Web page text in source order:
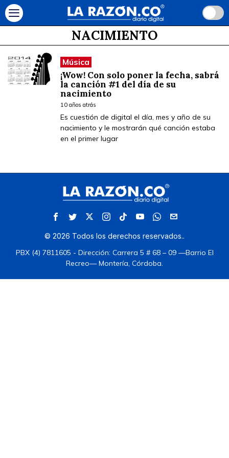
NACIMIENTO
Música
¡Wow! Con solo poner la fecha, sabrá
la canción #1 del día de su
nacimiento
10 años atrás
Es cuestión de digital el día, mes y año de su
nacimiento y le mostrarán qué canción estaba
en el primer lugar
© 2026 Todos los derechos reservados..
PBX (4) 7811605 - Dirección: Carrera 5 # 68 – 09 —Barrio El
Recreo— Montería, Córdoba.